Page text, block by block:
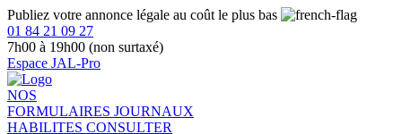
Publiez votre annonce légale au coût le plus bas
01 84 21 09 27
7h00 à 19h00 (non surtaxé)
Espace JAL-Pro
NOS
FORMULAIRES JOURNAUX
HABILITES CONSULTER